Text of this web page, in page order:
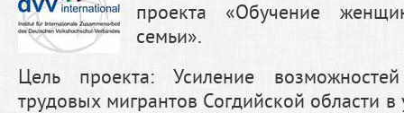
проекта «Обучение
семьи».
Цель проекта: Усиление
трудовых мигрантов Согдийской области в